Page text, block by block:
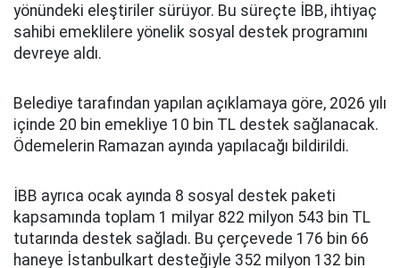
yönündeki eleştiriler sürüyor. Bu süreçte İBB, ihtiyaç
sahibi emeklilere yönelik sosyal destek programını
devreye aldı.
Belediye tarafından yapılan açıklamaya göre, 2026 yılı
içinde 20 bin emekliye 10 bin TL destek sağlanacak.
Ödemelerin Ramazan ayında yapılacağı bildirildi.
İBB ayrıca ocak ayında 8 sosyal destek paketi
kapsamında toplam 1 milyar 822 milyon 543 bin TL
tutarında destek sağladı. Bu çerçevede 176 bin 66
haneye İstanbulkart desteğiyle 352 milyon 132 bin